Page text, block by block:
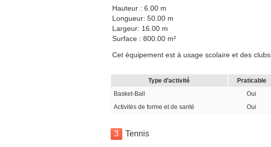
Hauteur : 6.00 m
Longueur: 50.00 m
Largeur: 16.00 m
Surface : 800.00 m²
Cet équipement est à usage scolaire et des clubs.
Type d’activité Praticable
Basket-Ball
Oui
Activités de forme et de santé
Oui
3 Tennis